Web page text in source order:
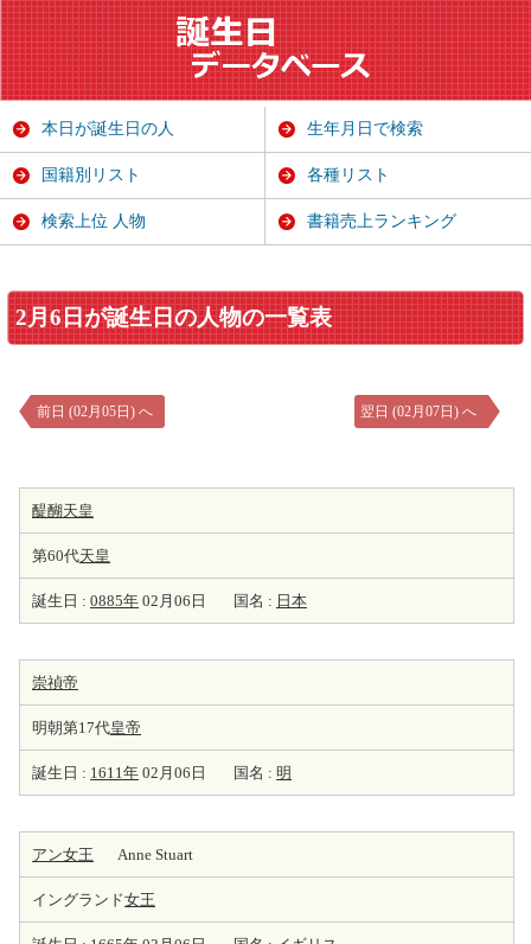
2月6日が誕生日の人物の一覧表
前日 (02月05日) へ 翌日 (02月07日) へ
醍醐天皇
第60代天皇
誕生日 : 0885年 02月06日 国名 : 日本
崇禎帝
明朝第17代皇帝
誕生日 : 1611年 02月06日 国名 : 明
アン女王 Anne Stuart
イングランド女王
本日が誕生日の人 生年月日で検索
国籍別リスト 各種リスト
検索上位 人物 書籍売上ランキング